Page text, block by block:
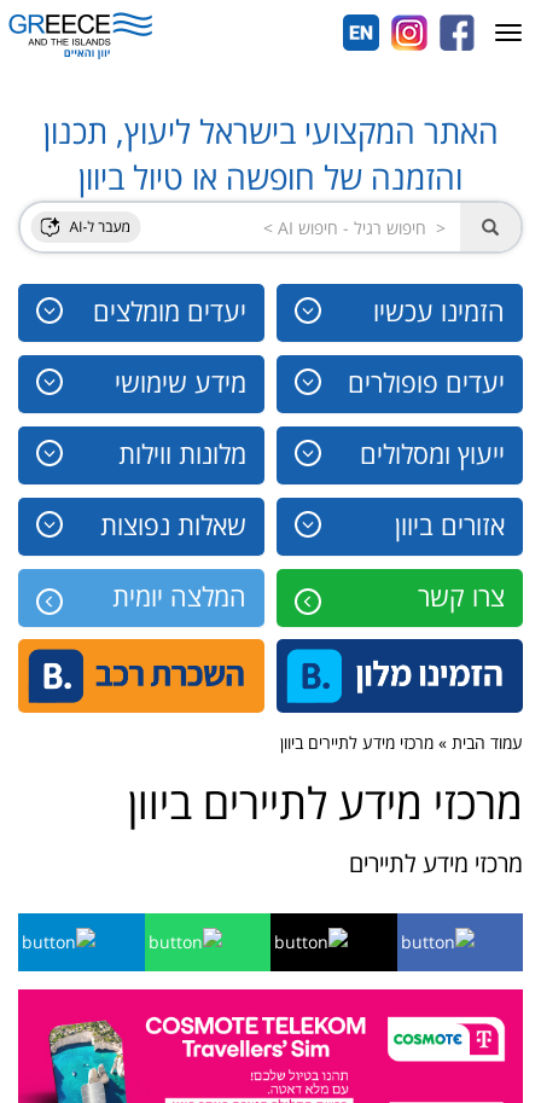
האתר המקצועי בישראל ליעוץ, תכנון
והזמנה של חופשה או טיול ביוון
הזמינו עכשיו יעדים מומלצים
יעדים פופולרים מידע שימושי
ייעוץ ומסלולים מלונות ווילות
אזורים ביוון שאלות נפוצות
צרו קשר המלצה יומית
Toggle
navigation
עמוד הבית » מרכזי מידע לתיירים ביוון
מרכזי מידע לתיירים ביוון
מרכזי מידע לתיירים